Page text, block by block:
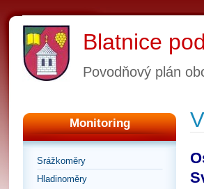
Blatnice
Povodňový plán
Monitoring
Srážkoměry
Hladinoměry